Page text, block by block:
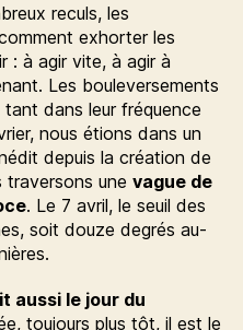
reculs, les
exhorter les
: à agir vite, à agir à
Les bouleversements
tant dans leur fréquence
nous étions dans un
depuis la création de
traversons une vague de
. Le 7 avril, le seuil des
soit douze degrés au-
aussi le jour du
toujours plus tôt, il est le